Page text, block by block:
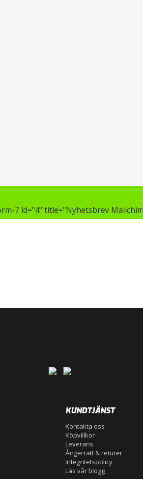
7 id="4" title="Nyhetsbrev
KUNDTJÄNST
Kontakta oss
Köpvillkor
Leverans
Ångerrätt & returer
Integritetspolicy
Läs vår blogg